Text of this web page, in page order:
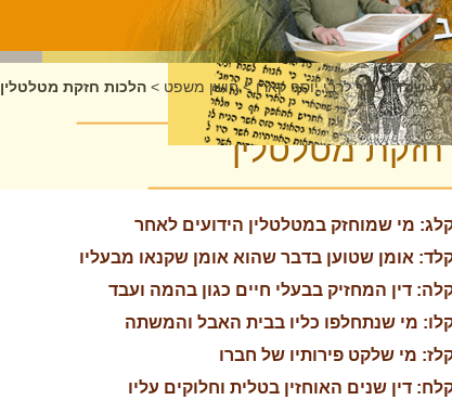
>שולחן ערוך לרבי יוסף קארו >חושן משפט > הלכות חזקת מטלטלין
חזקת מטלטלין
מי שמוחזק במטלטלין הידועים לאחר
אומן שטוען בדבר שהוא אומן שקנאו מבעליו
דין המחזיק בבעלי חיים כגון בהמה ועבד
מי שנתחלפו כליו בבית האבל והמשתה
מי שלקט פירותיו של חברו
דין שנים האוחזין בטלית וחלוקים עליו